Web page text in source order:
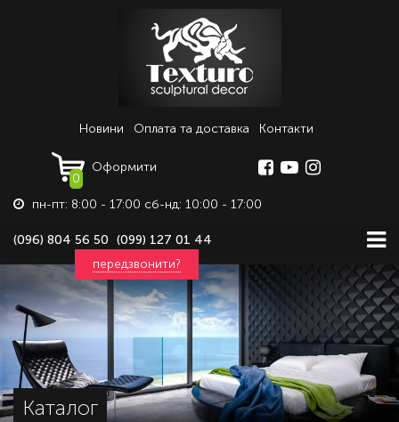
Новини Оплата та доставка Контакти
Оформити
0
пн-пт: 8:00 - 17:00 сб-нд: 10:00 - 17:00
(096) 804 56 50 (099) 127 01 44
передзвонити?
Каталог